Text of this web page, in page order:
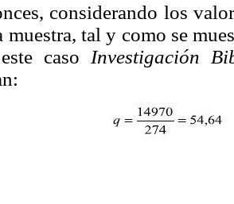
considerando los
muestra, tal y como se
caso Investigación